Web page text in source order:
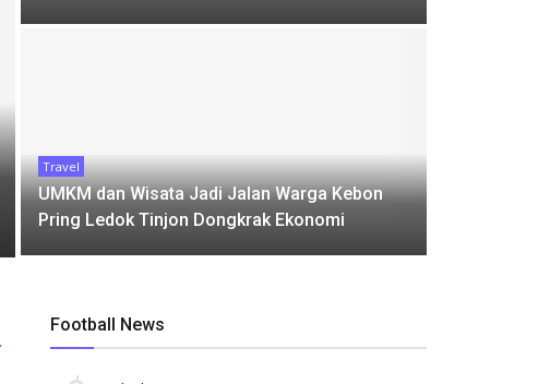
Travel
UMKM dan Wisata Jadi Jalan Warga Kebon
Pring Ledok Tinjon Dongkrak Ekonomi
Football News